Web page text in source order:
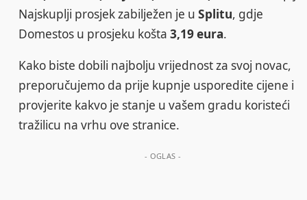
Najskuplji prosjek zabilježen je uSplitu, gdje
Domestos u prosjeku košta3,19 eura.
Kako biste dobili najbolju vrijednost za svoj novac,
preporučujemo da prije kupnje usporedite cijene i
provjerite kakvo je stanje u vašem gradu koristeći
tražilicu na vrhu ove stranice.
- OGLAS -